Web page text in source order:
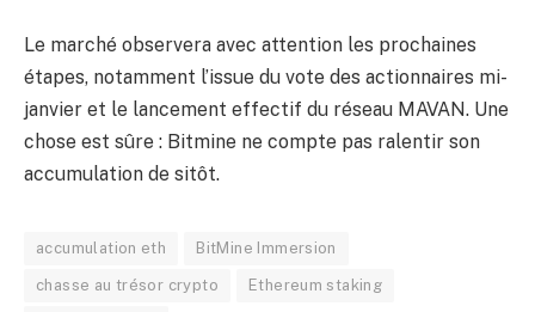
Le marché observera avec attention les prochaines
étapes, notamment l’issue du vote des actionnaires mi-
janvier et le lancement effectif du réseau MAVAN. Une
chose est sûre : Bitmine ne compte pas ralentir son
accumulation de sitôt.
accumulation eth BitMine Immersion
chasse au trésor crypto Ethereum staking